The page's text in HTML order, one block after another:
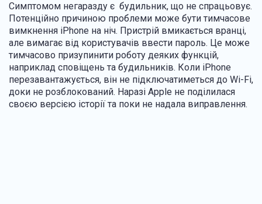
Симптомом негаразду є будильник, що не спрацьовує.
Потенційно причиною проблеми може бути тимчасове
вимкнення iPhone на ніч. Пристрій вмикається вранці,
але вимагає від користувачів ввести пароль. Це може
тимчасово призупинити роботу деяких функцій,
наприклад сповіщень та будильників. Коли iPhone
перезавантажується, він не підключатиметься до Wi-Fi,
доки не розблокований. Наразі Apple не поділилася
своєю версією історії та поки не надала виправлення.